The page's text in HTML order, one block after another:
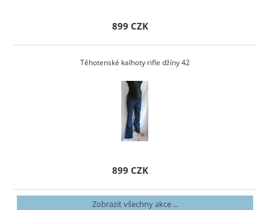
899 CZK
Těhotenské kalhoty rifle džíny 42
899 CZK
Zobrazit všechny akce ...